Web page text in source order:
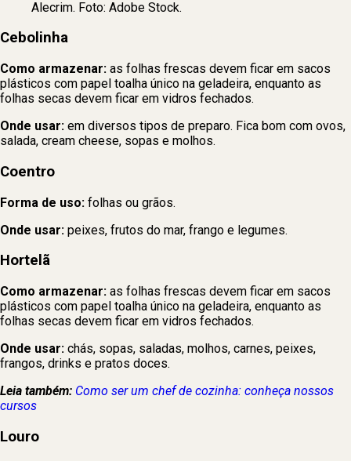
Alecrim. Foto: Adobe Stock.
Cebolinha
Como armazenar: as folhas frescas devem ficar em sacos
plásticos com papel toalha único na geladeira, enquanto as
folhas secas devem ficar em vidros fechados.
Onde usar: em diversos tipos de preparo. Fica bom com ovos,
salada, cream cheese, sopas e molhos.
Coentro
Forma de uso: folhas ou grãos.
Onde usar: peixes, frutos do mar, frango e legumes.
Hortelã
Como armazenar: as folhas frescas devem ficar em sacos
plásticos com papel toalha único na geladeira, enquanto as
folhas secas devem ficar em vidros fechados.
Onde usar: chás, sopas, saladas, molhos, carnes, peixes,
frangos, drinks e pratos doces.
Leia também: Como ser um chef de cozinha: conheça nossos
cursos
Louro